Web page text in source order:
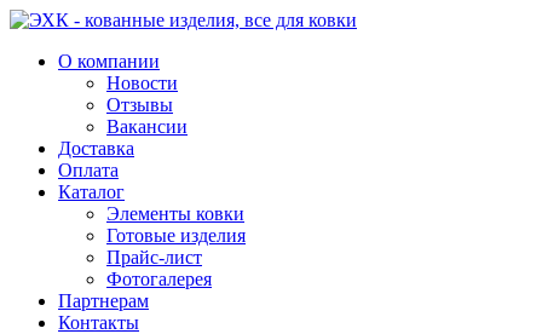
О компании
Новости
Отзывы
Вакансии
Доставка
Оплата
Каталог
Элементы ковки
Готовые изделия
Прайс-лист
Фотогалерея
Партнерам
Контакты